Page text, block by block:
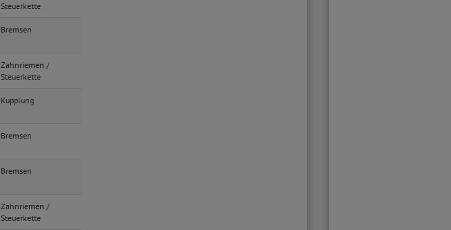
Steuerkette
Bremsen
Zahnriemen /
Steuerkette
Kupplung
Bremsen
Bremsen
Zahnriemen /
Steuerkette